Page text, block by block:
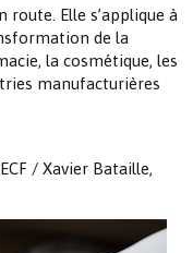
route. Elle s’applique à
de la
la cosmétique, les
manufacturières
/ Xavier Bataille,